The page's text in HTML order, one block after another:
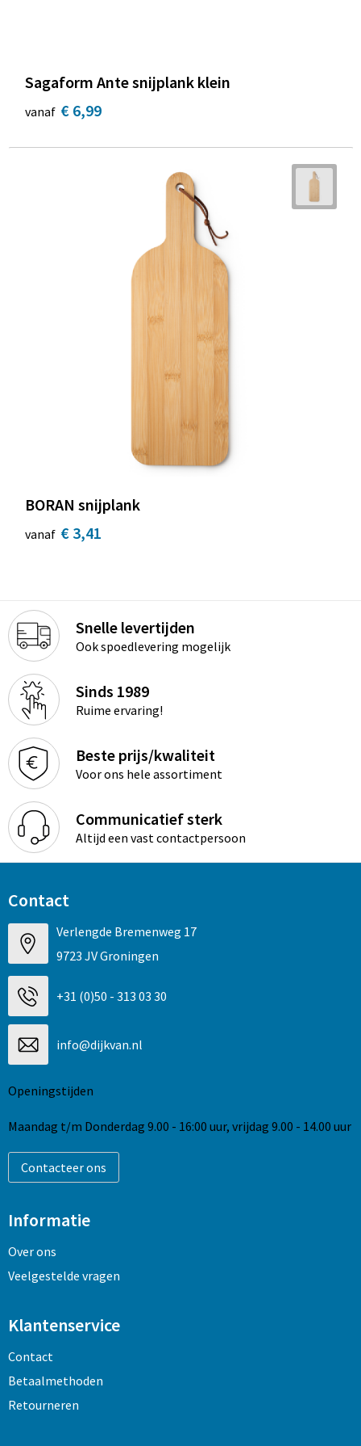
Sagaform Ante snijplank klein
vanaf € 6,99
BORAN snijplank
vanaf € 3,41
Snelle levertijden
Ook spoedlevering mogelijk
Sinds 1989
Ruime ervaring!
Beste prijs/kwaliteit
Voor ons hele assortiment
Communicatief sterk
Altijd een vast contactpersoon
Contact
Verlengde Bremenweg 17
9723 JV Groningen
+31 (0)50 - 313 03 30
info@dijkvan.nl
Openingstijden
Maandag t/m Donderdag 9.00 - 16:00 uur, vrijdag 9.00 - 14.00 uur
Contacteer ons
Informatie
Over ons
Veelgestelde vragen
Klantenservice
Contact
Betaalmethoden
Retourneren